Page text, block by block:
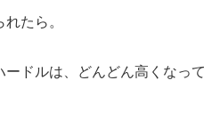
たら。
ドルは、どんどん高くなって